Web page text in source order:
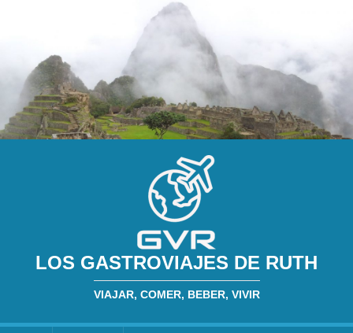
LOS GASTROVIAJES DE RUTH
VIAJAR, COMER, BEBER, VIVIR